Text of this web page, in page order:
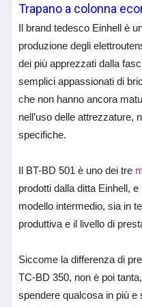
Trapano a colonna
Il brand tedesco Einhell è
produzione degli
dei più apprezzati dalla
semplici appassionati di
che non hanno ancora
nell’uso delle attrezzature,
specifiche.
Il BT-BD 501 è uno dei tre
prodotti dalla ditta Einhell,
modello intermedio, sia in
produttiva e il livello di
Siccome la differenza di
TC-BD 350, non è poi
spendere qualcosa in più e